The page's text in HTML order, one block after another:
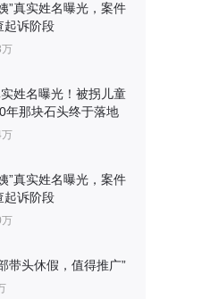
”真实姓名曝光，案件
起诉阶段
实姓名曝光！被拐儿童
年那块石头终于落地
”真实姓名曝光，案件
起诉阶段
带头休假，值得推广”